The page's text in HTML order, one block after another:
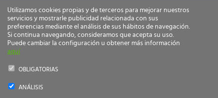
tiendaonline@ecologicaldrive.com
Utilizamos cookies propias y de terceros para mejorar nuestros
servicios y mostrarle publicidad relacionada con sus
preferencias mediante el análisis de sus hábitos de navegación.
Si continua navegando, consideramos que acepta su uso.
Puede cambiar la configuración u obtener más información
aquí
OBLIGATORIAS
ANÁLISIS